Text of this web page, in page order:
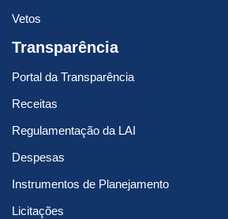
Vetos
Transparência
Portal da Transparência
Receitas
Regulamentação da LAI
Despesas
Instrumentos de Planejamento
Licitações